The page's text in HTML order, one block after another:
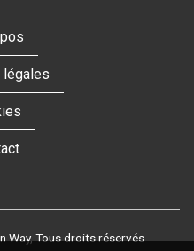
légales
Way, Tous droits réservés